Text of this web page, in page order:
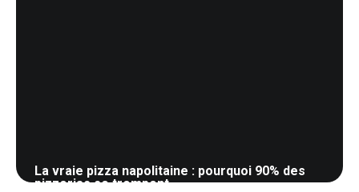
La vraie pizza napolitaine : pourquoi 90% des
pizzerias se trompent